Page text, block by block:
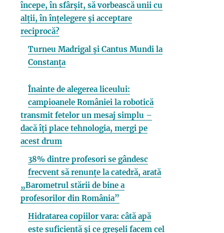
începe, în sfârșit, să vorbească unii cu
alții, în înțelegere și acceptare
reciprocă?
Turneu Madrigal și Cantus Mundi la
Constanța
Înainte de alegerea liceului:
campioanele României la robotică
transmit fetelor un mesaj simplu –
dacă îți place tehnologia, mergi pe
acest drum
38% dintre profesori se gândesc
frecvent să renunțe la catedră, arată
„Barometrul stării de bine a
profesorilor din România”
Hidratarea copiilor vara: câtă apă
este suficientă și ce greșeli facem cel